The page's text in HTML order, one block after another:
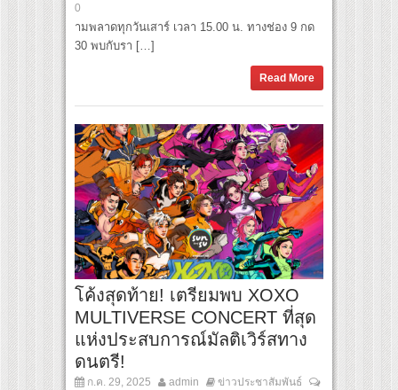
0
ามพลาดทุกวันเสาร์ เวลา 15.00 น. ทางช่อง 9 กด
30 พบกับรา […]
Read More
โค้งสุดท้าย! เตรียมพบ XOXO
MULTIVERSE CONCERT ที่สุด
แห่งประสบการณ์มัลติเวิร์สทาง
ดนตรี!
ก.ค. 29, 2025 admin
ข่าวประชาสัมพันธ์